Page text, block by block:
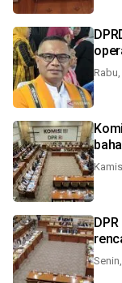
Komisi III raker